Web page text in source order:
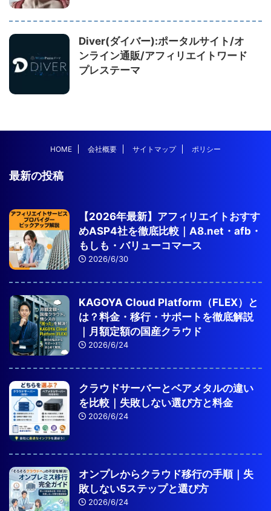
Diver(ダイバー):ポータルサイト/オ
ンライン通販/アフィリエイトワード
プレステーマ
HOME 会社概要 サイトマップ ポリシー
最新の投稿
【2026年最新】アフィリエイトおすす
めASP4社を徹底比較｜A8.net・afb・
もしも・バリューコマース
2026/6/30
KAGOYA Cloud Platform（FLEX）と
は？料金・移行・サポートを徹底解説
｜月額定額の国産クラウド
2026/6/24
クラウドサーバーとベアメタルの違い
を比較｜失敗しない選び方と料金
2026/6/24
オンプレからクラウド移行の手順｜失
敗しない5ステップと選び方
2026/6/24